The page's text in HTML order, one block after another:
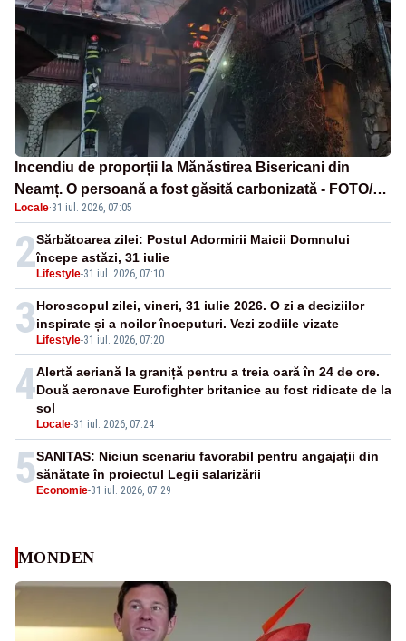
Incendiu de proporții la Mănăstirea Bisericani din
Neamț. O persoană a fost găsită carbonizată - FOTO/
VIDEO
Locale·31 iul. 2026, 07:05
2 Lifestyle-31 iul. 2026, 07:10
Sărbătoarea zilei: Postul Adormirii Maicii Domnului
începe astăzi, 31 iulie
3 Lifestyle-31 iul. 2026, 07:20
Horoscopul zilei, vineri, 31 iulie 2026. O zi a deciziilor
inspirate și a noilor începuturi. Vezi zodiile vizate
4
Locale-31 iul. 2026, 07:24
Alertă aeriană la graniță pentru a treia oară în 24 de ore.
Două aeronave Eurofighter britanice au fost ridicate de la
sol
5 Economie-31 iul. 2026, 07:29
SANITAS: Niciun scenariu favorabil pentru angajații din
sănătate în proiectul Legii salarizării
MONDEN